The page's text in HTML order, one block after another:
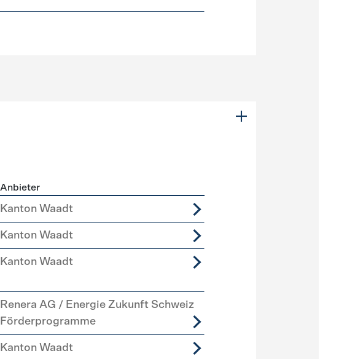
Anbieter
Kanton Waadt
Kanton Waadt
Kanton Waadt
Renera AG / Energie Zukunft Schweiz
Förderprogramme
Kanton Waadt